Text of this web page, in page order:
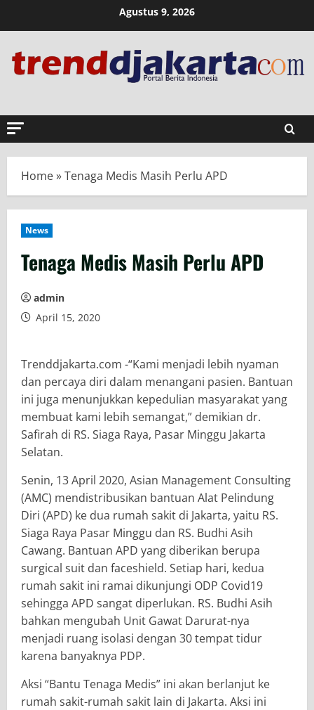
Agustus 9, 2026
Home»Tenaga Medis Masih Perlu APD
News
Tenaga Medis Masih Perlu APD
admin
April 15, 2020
Trenddjakarta.com -“Kami menjadi lebih nyaman
dan percaya diri dalam menangani pasien. Bantuan
ini juga menunjukkan kepedulian masyarakat yang
membuat kami lebih semangat,” demikian dr.
Safirah di RS. Siaga Raya, Pasar Minggu Jakarta
Selatan.
Senin, 13 April 2020, Asian Management Consulting
(AMC) mendistribusikan bantuan Alat Pelindung
Diri (APD) ke dua rumah sakit di Jakarta, yaitu RS.
Siaga Raya Pasar Minggu dan RS. Budhi Asih
Cawang. Bantuan APD yang diberikan berupa
surgical suit dan faceshield. Setiap hari, kedua
rumah sakit ini ramai dikunjungi ODP Covid19
sehingga APD sangat diperlukan. RS. Budhi Asih
bahkan mengubah Unit Gawat Darurat-nya
menjadi ruang isolasi dengan 30 tempat tidur
karena banyaknya PDP.
Aksi “Bantu Tenaga Medis” ini akan berlanjut ke
rumah sakit-rumah sakit lain di Jakarta. Aksi ini